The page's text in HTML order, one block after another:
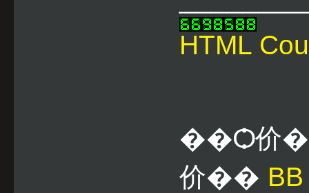
HTML
��Ѻ价
价��